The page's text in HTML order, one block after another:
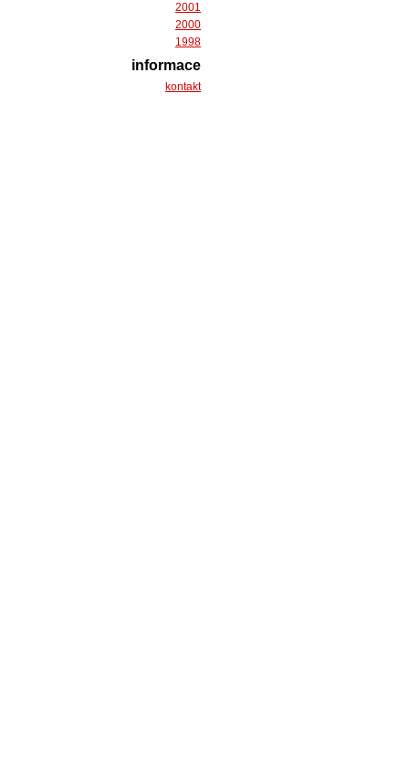
2001
2000
1998
informace
kontakt